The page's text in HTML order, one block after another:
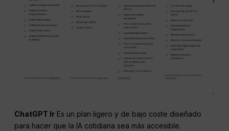
ChatGPT Ir Es un plan ligero y de bajo coste diseñado
para hacer que la IA cotidiana sea más accesible.